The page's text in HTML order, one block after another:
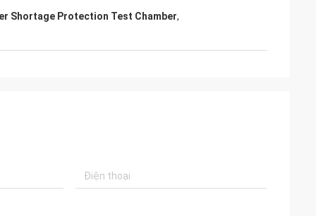
thiết bị và tận
Shortage Protection Test Chamber,